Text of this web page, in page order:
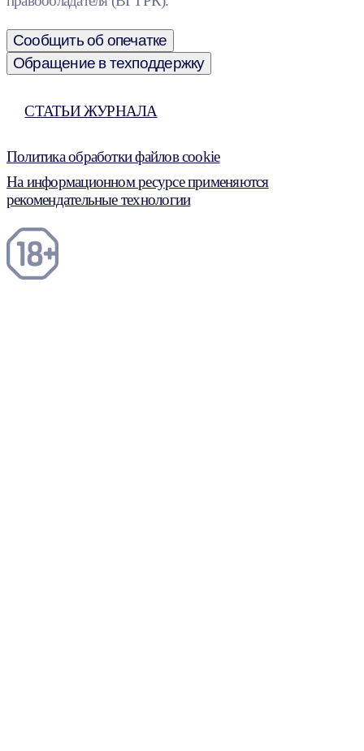
Сообщить об опечатке
Обращение в техподдержку
СТАТЬИ ЖУРНАЛА
Политика обработки файлов cookie
На информационном ресурсе применяются
рекомендательные технологии